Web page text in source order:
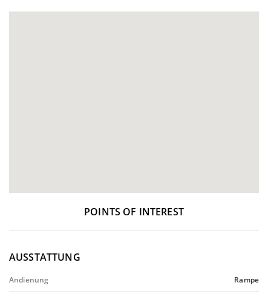
POINTS OF INTEREST
AUSSTATTUNG
Andienung Rampe